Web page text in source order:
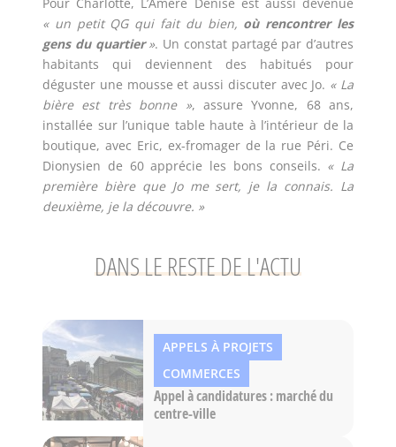
« un petit QG qui fait du bien, où rencontrer les
gens du quartier». Un constat partagé par d’autres
habitants qui deviennent des habitués pour
déguster une mousse et aussi discuter avec Jo. « La
bière est très bonne », assure Yvonne, 68 ans,
installée sur l’unique table haute à l’intérieur de la
boutique, avec Eric, ex-fromager de la rue Péri. Ce
Dionysien de 60 apprécie les bons conseils. « La
première bière que Jo me sert, je la connais. La
deuxième, je la découvre. »
DANS LE RESTE DE L'ACTU
APPELS À PROJETS
COMMERCES
Appel à candidatures : marché du
centre-ville